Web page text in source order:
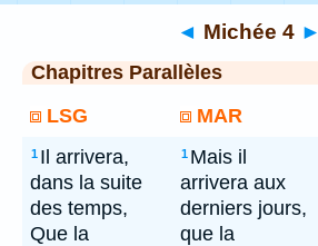
◄ Michée 4 ►
Chapitres Parallèles
LSG
MAR
1 Il arrivera,
dans la suite
des temps,
Que la
1 Mais il
arrivera aux
derniers jours,
que la